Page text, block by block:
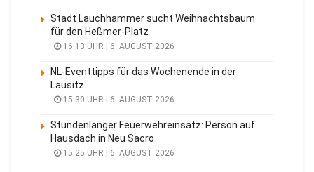
Stadt Lauchhammer sucht Weihnachtsbaum
für den Heßmer-Platz
16:13 UHR | 6. AUGUST 2026
NL-Eventtipps für das Wochenende in der
Lausitz
15:30 UHR | 6. AUGUST 2026
Stundenlanger Feuerwehreinsatz: Person auf
Hausdach in Neu Sacro
15:25 UHR | 6. AUGUST 2026